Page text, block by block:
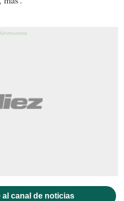
al canal de noticias